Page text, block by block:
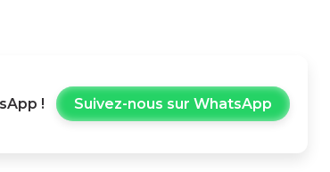
! Suivez-nous sur WhatsApp